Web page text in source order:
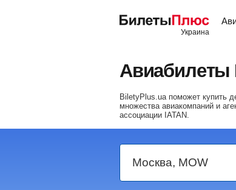
Авиабилеты
BiletyPlus.ua поможет купить
множества авиакомпаний и
ассоциации IATAN.